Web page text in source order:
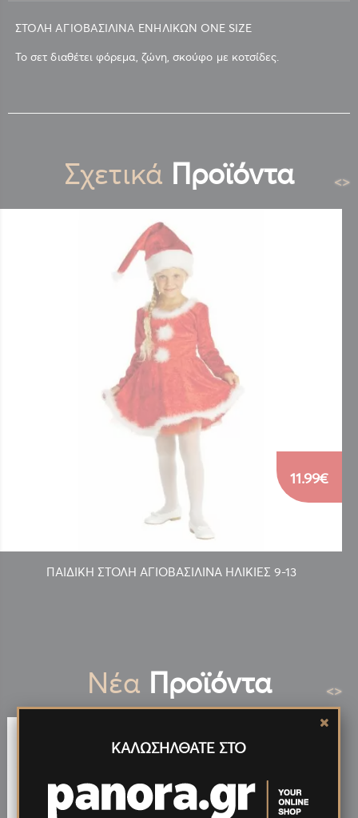
ΣΤΟΛΗ ΑΓΙΟΒΑΣΙΛΙΝΑ ΕΝΗΛΙΚΩΝ ONE SIZE
Το σετ διαθέτει φόρεμα, ζώνη, σκούφο με κοτσίδες.
Σχετικά Προϊόντα
ΠΑΙΔΙΚΗ ΣΤΟΛΗ ΑΓΙΟΒΑΣΙΛΙΝΑ ΗΛΙΚΙΕΣ 9-13
11.99€
<>
Νέα Προϊόντα <>
ΚΑΛΩΣΗΛΘΑΤΕ ΣΤΟ